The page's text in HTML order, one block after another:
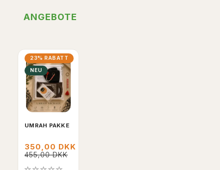
ANGEBOTE
23% RABATT
NEU
UMRAH PAKKE
350,00 DKK
455,00 DKK